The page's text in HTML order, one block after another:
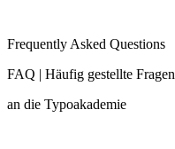
Frequently Asked Questions
FAQ | Häufig gestellte Fragen
an die Typoakademie